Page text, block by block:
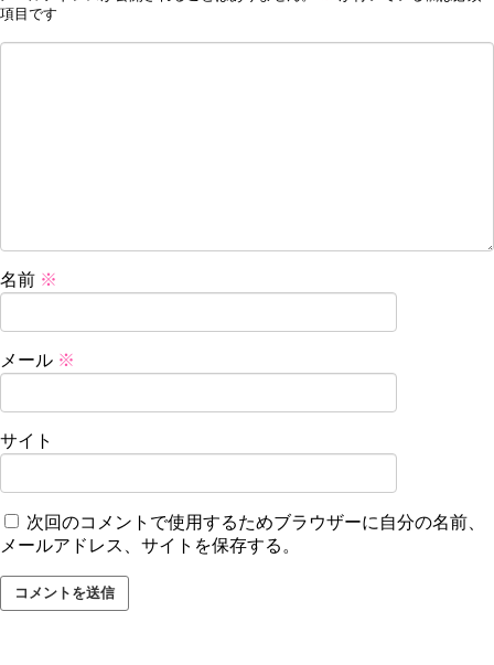
項目です
名前 ※
メール ※
サイト
次回のコメントで使用するためブラウザーに自分の名前、
メールアドレス、サイトを保存する。